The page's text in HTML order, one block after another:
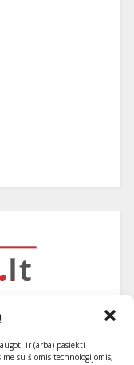
ir (arba) pasiekti
su šiomis technologijomis,